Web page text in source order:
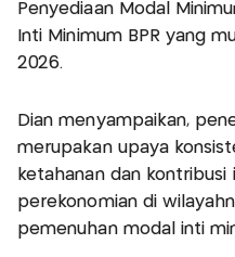
Penyediaan Modal
Inti Minimum BPR yang
2026.
Dian menyampaikan,
merupakan upaya
ketahanan dan kontribusi
perekonomian di
pemenuhan modal inti